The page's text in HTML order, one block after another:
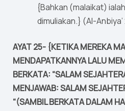
{Bahkan (malaikat)
dimuliakan.} (Al-Anbiya’
AYAT 25- {KETIKA MEREKA
MENDAPATKANNYA LALU
BERKATA: “SALAM
MENJAWAB: SALAM
“(SAMBIL BERKATA DALAM